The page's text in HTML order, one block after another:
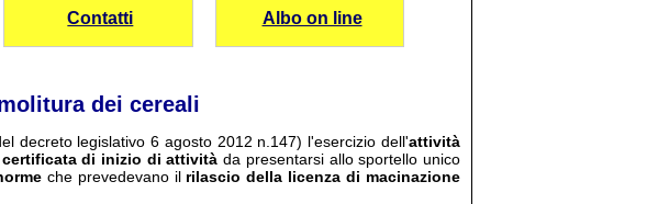
Contatti Albo on line
dei cereali
decreto legislativo 6 agosto 2012 n.147) l'esercizio dell'attività
di inizio di attività da presentarsi allo sportello unico
che prevedevano il rilascio della licenza di macinazione